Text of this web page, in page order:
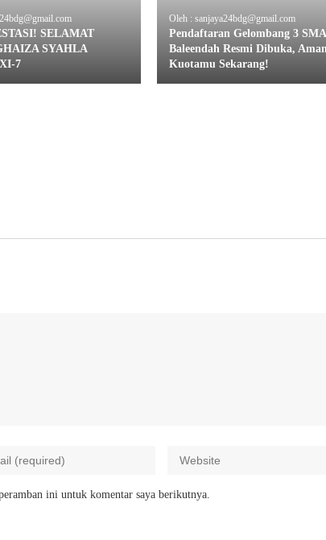
SELAMAT
SYAHLA
7
Oleh : sanjaya24bdg@gmail.com
Pendaftaran Gelombang 3
Baleendah Resmi Dibuka,
Kuotamu Sekarang!
ini untuk komentar saya berikutnya.